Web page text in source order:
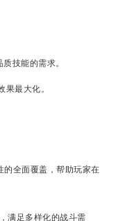
技能的需求。
最大化。
的全面覆盖，帮助玩家在
满足多样化的战斗需